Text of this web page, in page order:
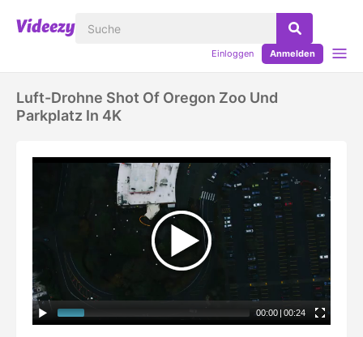
Einloggen Anmelden
Luft-Drohne Shot Of Oregon Zoo Und
Parkplatz In 4K
00:00 | 00:24